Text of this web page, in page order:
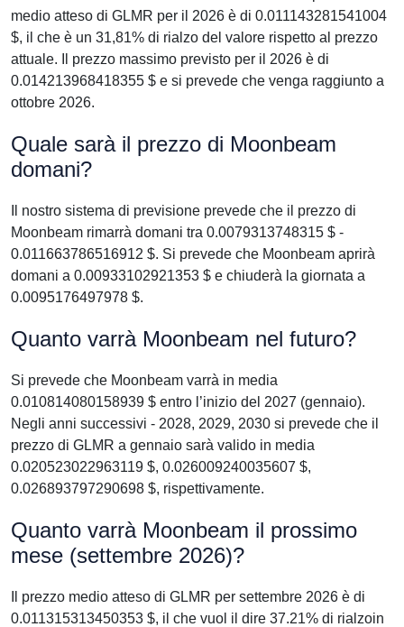
medio atteso di GLMR per il 2026 è di 0.011143281541004
$, il che è un 31,81% di rialzo del valore rispetto al prezzo
attuale. Il prezzo massimo previsto per il 2026 è di
0.014213968418355 $ e si prevede che venga raggiunto a
ottobre 2026.
Quale sarà il prezzo di Moonbeam
domani?
Il nostro sistema di previsione prevede che il prezzo di
Moonbeam rimarrà domani tra 0.0079313748315 $ -
0.011663786516912 $. Si prevede che Moonbeam aprirà
domani a 0.00933102921353 $ e chiuderà la giornata a
0.0095176497978 $.
Quanto varrà Moonbeam nel futuro?
Si prevede che Moonbeam varrà in media
0.010814080158939 $ entro l’inizio del 2027 (gennaio).
Negli anni successivi - 2028, 2029, 2030 si prevede che il
prezzo di GLMR a gennaio sarà valido in media
0.020523022963119 $, 0.026009240035607 $,
0.026893797290698 $, rispettivamente.
Quanto varrà Moonbeam il prossimo
mese (settembre 2026)?
Il prezzo medio atteso di GLMR per settembre 2026 è di
0.011315313450353 $, il che vuol il dire 37.21% di rialzoin